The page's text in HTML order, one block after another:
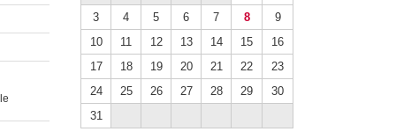
3
4 5 6 7 8
9
10
11 12 13 14 15
16
17
18 19 20 21 22
23
24
25 26 27 28 29
30
31